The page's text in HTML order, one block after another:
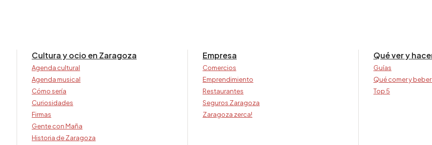
Cultura y ocio en Zaragoza
Agenda cultural
Agenda musical
Cómo sería
Curiosidades
Firmas
Gente con Maña
Historia de Zaragoza
Empresa
Comercios
Emprendimiento
Restaurantes
Seguros Zaragoza
Zaragoza zerca!
Qué ver y
Guías
Qué comer y
Top 5